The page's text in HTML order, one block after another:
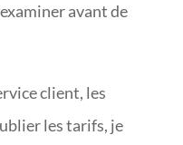
avant de
client, les
les tarifs, je